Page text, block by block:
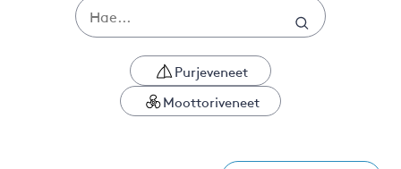
Purjeveneet
Moottoriveneet